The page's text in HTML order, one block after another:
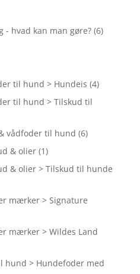
- hvad kan man gøre? (6)
til hund > Hundeis (4)
til hund > Tilskud til
vådfoder til hund (6)
& olier (1)
& olier > Tilskud til hunde
mærker > Signature
mærker > Wildes Land
hund > Hundefoder med